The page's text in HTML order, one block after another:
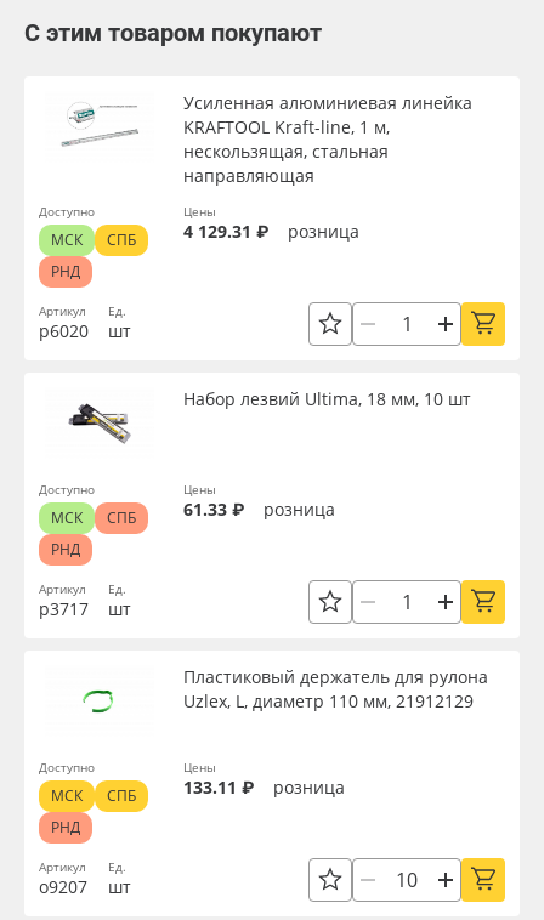
С этим товаром покупают
Артикул
р6020
Усиленная алюминиевая линейка
KRAFTOOL Kraft-line, 1 м,
нескользящая, стальная
направляющая
Ед.
шт
Цены
4 129.31 ₽ розница
Доступно
МСК
СПБ
РНД
Артикул
р3717
Набор лезвий Ultima, 18 мм, 10 шт
Ед.
шт
Цены
61.33 ₽ розница
Доступно
МСК
СПБ
РНД
Артикул
о9207
Пластиковый держатель для рулона
Uzlex, L, диаметр 110 мм, 21912129
Ед.
шт
Цены
133.11 ₽ розница
Доступно
МСК
СПБ
РНД